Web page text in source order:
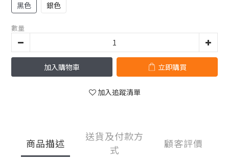
黑色 銀色
數量
加入購物車 立即購買
加入追蹤清單
商品描述
送貨及付款方
式
顧客評價